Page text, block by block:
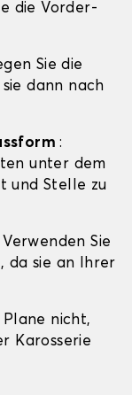
die Vorder-
Sie die
dann nach
:
unter dem
und Stelle zu
Verwenden Sie
da sie an Ihrer
Plane nicht,
Karosserie